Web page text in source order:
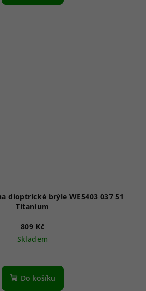
dioptrické brýle WE5403 037 51
Titanium
809 Kč
Skladem
Do košíku